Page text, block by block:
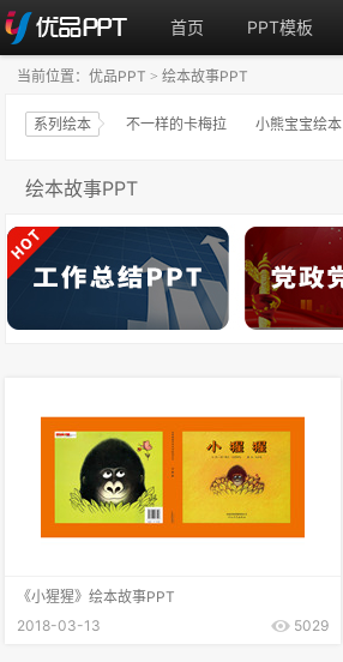
首页 PPT模板
当前位置： 优品PPT > 绘本故事PPT
系列绘本 不一样的卡梅拉 小熊宝宝绘本
绘本故事PPT
《小猩猩》绘本故事PPT
2018-03-13
5029